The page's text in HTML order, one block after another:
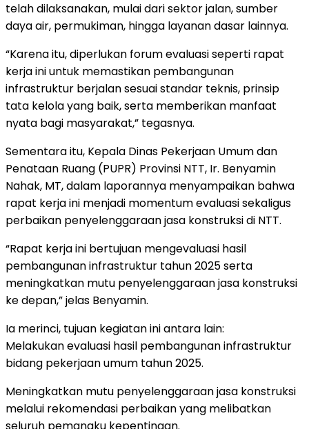
telah dilaksanakan, mulai dari sektor jalan, sumber
daya air, permukiman, hingga layanan dasar lainnya.
“Karena itu, diperlukan forum evaluasi seperti rapat
kerja ini untuk memastikan pembangunan
infrastruktur berjalan sesuai standar teknis, prinsip
tata kelola yang baik, serta memberikan manfaat
nyata bagi masyarakat,” tegasnya.
Sementara itu, Kepala Dinas Pekerjaan Umum dan
Penataan Ruang (PUPR) Provinsi NTT, Ir. Benyamin
Nahak, MT, dalam laporannya menyampaikan bahwa
rapat kerja ini menjadi momentum evaluasi sekaligus
perbaikan penyelenggaraan jasa konstruksi di NTT.
“Rapat kerja ini bertujuan mengevaluasi hasil
pembangunan infrastruktur tahun 2025 serta
meningkatkan mutu penyelenggaraan jasa konstruksi
ke depan,” jelas Benyamin.
Ia merinci, tujuan kegiatan ini antara lain:
Melakukan evaluasi hasil pembangunan infrastruktur
bidang pekerjaan umum tahun 2025.
Meningkatkan mutu penyelenggaraan jasa konstruksi
melalui rekomendasi perbaikan yang melibatkan
seluruh pemangku kepentingan.